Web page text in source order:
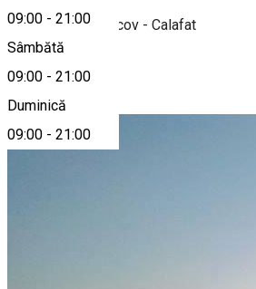
09:00 - 21:00
Sâmbătă
09:00 - 21:00
Duminică
09:00 - 21:00
Sunny Beach Bascov - Calafat
Photo Gallery